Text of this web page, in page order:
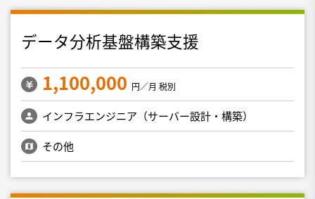
データ分析基盤構築支援
1,100,000 円／月 税別
インフラエンジニア（サーバー設計・構築）
その他